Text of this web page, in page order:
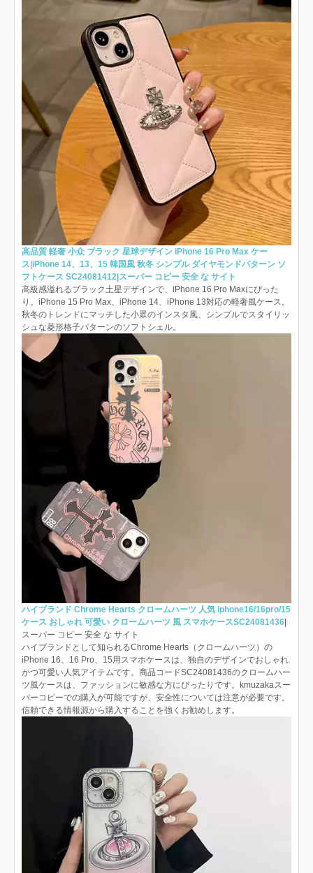
高品質 軽奢 小众 ブラック 星球デザイン iPhone 16 Pro Max ケー
ス|iPhone 14、13、15 韓国風 秋冬 シンプル ダイヤモンドパターン ソ
フトケース SC24081412|スーパー コピー 安全 な サイト
高級感溢れるブラック土星デザインで、iPhone 16 Pro Maxにぴった
り。iPhone 15 Pro Max、iPhone 14、iPhone 13対応の軽奢風ケース。
秋冬のトレンドにマッチした小眾のインスタ風、シンプルでスタイリッ
シュな菱形格子パターンのソフトシェル。
ハイブランド Chrome Hearts クロームハーツ 人気 iphone16/16pro/15
ケース おしゃれ 可愛い クロームハーツ 風 スマホケースSC24081436
スーパー コピー 安全 な サイト
ハイブランドとして知られるChrome Hearts（クロームハーツ）の
iPhone 16、16 Pro、15用スマホケースは、独自のデザインでおしゃれ
かつ可愛い人気アイテムです。商品コードSC24081436のクロームハー
ツ風ケースは、ファッションに敏感な方にぴったりです。kmuzakaスー
パーコピーでの購入が可能ですが、安全性については注意が必要です。
信頼できる情報源から購入することを強くお勧めします。